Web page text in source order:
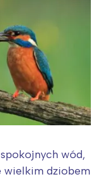
wód,
wielkim dziobem